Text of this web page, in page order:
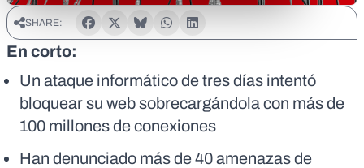
SHARE:
En corto:
Un ataque informático de tres días intentó
bloquear su web sobrecargándola con más de
100 millones de conexiones
Han denunciado más de 40 amenazas de